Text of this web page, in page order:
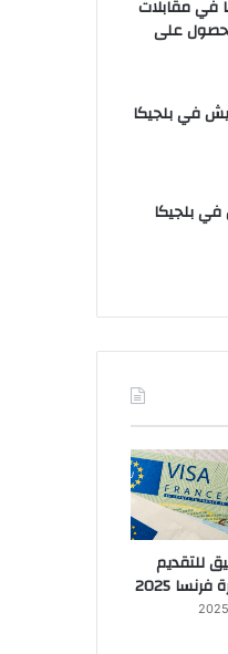
في مقابلات
على
في بلجيكا
بلجيكا
للتقديم
2025